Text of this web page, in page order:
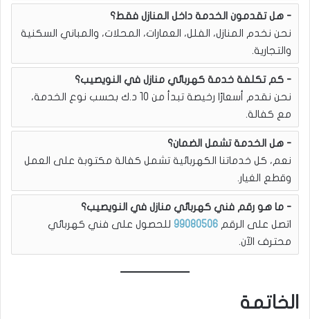
هل تقدمون الخدمة داخل المنازل فقط؟
نحن نخدم المنازل، الفلل، العمارات، المحلات، والمباني السكنية
والتجارية.
كم تكلفة خدمة كهربائي منازل في النويصيب؟
نحن نقدم أسعارًا رخيصة تبدأ من 10 د.ك بحسب نوع الخدمة،
مع كفالة.
هل الخدمة تشمل الضمان؟
نعم، كل خدماتنا الكهربائية تشمل كفالة مكتوبة على العمل
وقطع الغيار.
ما هو رقم فني كهربائي منازل في النويصيب؟
اتصل على الرقم 99080506 للحصول على فني كهربائي
محترف الآن.
الخاتمة